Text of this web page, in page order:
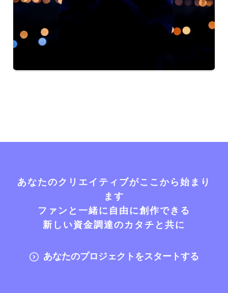
あなたのクリエイティブがここから始まり
ます
ファンと一緒に自由に創作できる
新しい資金調達のカタチと共に
あなたのプロジェクトをスタートする